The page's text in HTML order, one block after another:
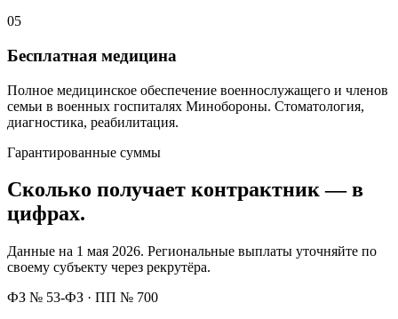
05
Бесплатная медицина
Полное медицинское обеспечение военнослужащего и членов
семьи в военных госпиталях Минобороны. Стоматология,
диагностика, реабилитация.
Гарантированные суммы
Сколько получает контрактник — в
цифрах.
Данные на 1 мая 2026. Региональные выплаты уточняйте по
своему субъекту через рекрутёра.
ФЗ № 53-ФЗ · ПП № 700